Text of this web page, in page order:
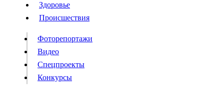
Происшествия
Видео
Конкурсы
Здоровье
Происшествия
Фоторепортажи
Видео
Спецпроекты
Конкурсы